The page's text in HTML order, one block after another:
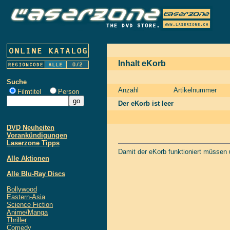
Suche
Filmtitel
Person
DVD Neuheiten
Vorankündigungen
Laserzone Tipps
Alle Aktionen
Alle Blu-Ray Discs
Bollywood
Eastern-Asia
Science Fiction
Anime/Manga
Thriller
Comedy
Inhalt eKorb
Anzahl
Artikelnummer
Der eKorb ist leer
Damit der eKorb funktioniert